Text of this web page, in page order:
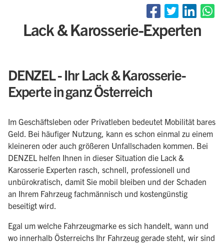
Lack & Karosserie-Experten
DENZEL - Ihr Lack & Karosserie-
Experte in ganz Österreich
Im Geschäftsleben oder Privatleben bedeutet Mobilität bares
Geld. Bei häufiger Nutzung, kann es schon einmal zu einem
kleineren oder auch größeren Unfallschaden kommen. Bei
DENZEL helfen Ihnen in dieser Situation die Lack &
Karosserie Experten rasch, schnell, professionell und
unbürokratisch, damit Sie mobil bleiben und der Schaden
an Ihrem Fahrzeug fachmännisch und kostengünstig
beseitigt wird.
Egal um welche Fahrzeugmarke es sich handelt, wann und
wo innerhalb Österreichs Ihr Fahrzeug gerade steht, wir sind